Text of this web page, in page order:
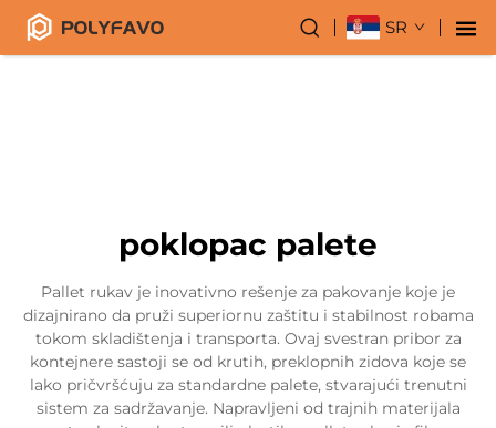
SR
poklopac palete
Pallet rukav je inovativno rešenje za pakovanje koje je
dizajnirano da pruži superiornu zaštitu i stabilnost robama
tokom skladištenja i transporta. Ovaj svestran pribor za
kontejnere sastoji se od krutih, preklopnih zidova koje se
lako pričvršćuju za standardne palete, stvarajući trenutni
sistem za sadržavanje. Napravljeni od trajnih materijala